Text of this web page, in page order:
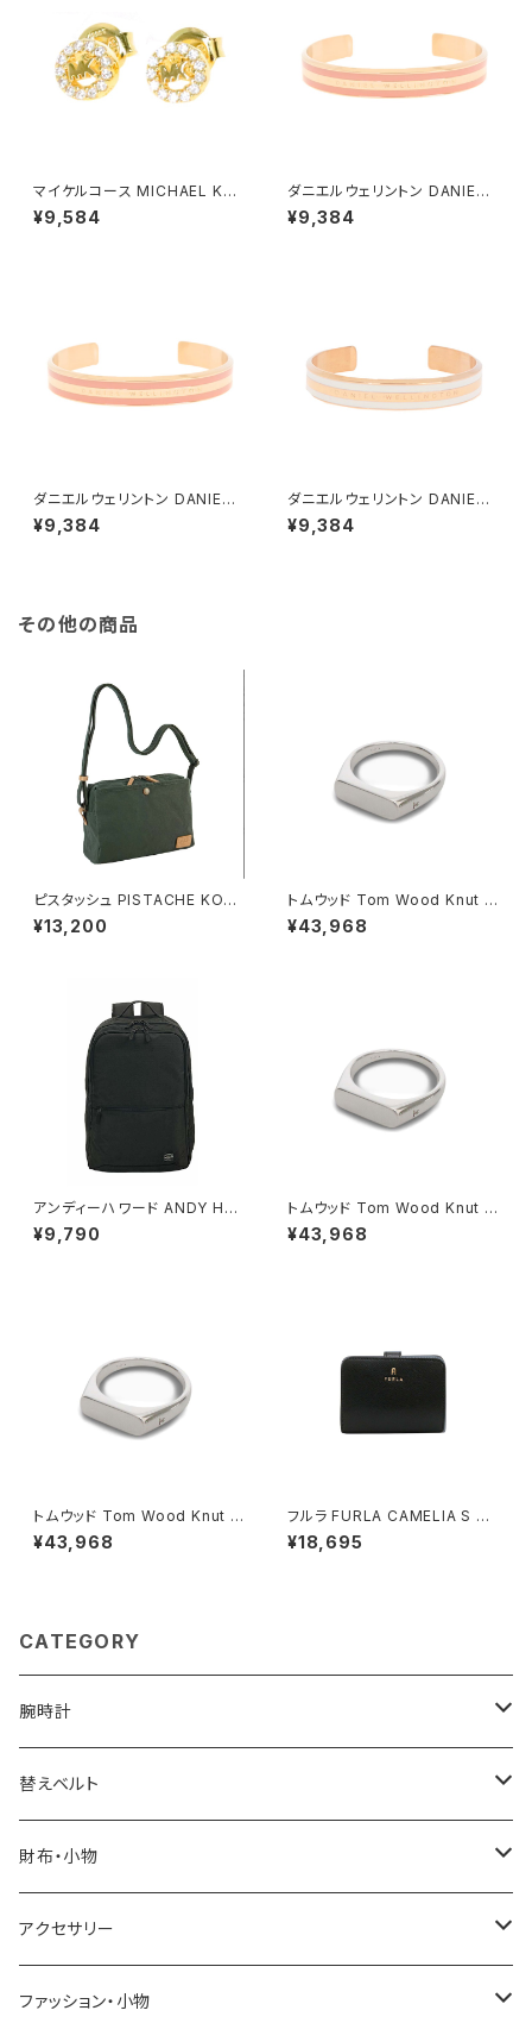
マイケルコース MICHAEL KO
RS ピアス レディース MKC103
3AN710 MKロゴ パヴェ ゴー
¥9,584
ダニエルウェリントン DANIEL
WELLINGTON バングル ブレ
スレット レディース DW00400
¥9,384
ダニエルウェリントン DANIEL
WELLINGTON バングル ブレ
スレット レディース DW00400
¥9,384
ダニエルウェリントン DANIEL
WELLINGTON バングル ブレ
スレット レディース DW00400
¥9,384
その他の商品
ピスタッシュ PISTACHE KON
BU ミニショルダーバッグ 撥水
軽量 A5対応 斜めがけ 33796
¥13,200
トムウッド Tom Wood Knut R
ing リング 100572-50 シルバ
ー
¥43,968
アンディーハワード ANDY HA
WARD ビジネスリュック 30L
大容量 2室 A3対応 ノートPC収
¥9,790
トムウッド Tom Wood Knut R
ing リング 100572-46 シルバ
ー
¥43,968
トムウッド Tom Wood Knut R
ing リング 100572-54 シルバ
ー
¥43,968
フルラ FURLA CAMELIA S C
OMPACT WALLETS 二つ折り
財布 wp00315-are000-o60
¥18,695
CATEGORY
腕時計
ELGIN
SALVATORE MARRA
CASIO
GRANDEUR
替えベルト
COACH
DANIEL WELLINGTON
LACOSTE
財布・小物
SONNE
DUCT
アクセサリー
GUCCI
ファッション・小物